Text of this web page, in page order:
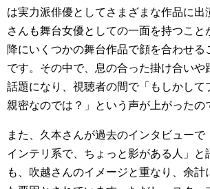
は実力派俳優としてさまざまな作品に出
さんも舞台女優としての一面を持つこと
降にいくつかの舞台作品で顔を合わせる
です。その中で、息の合った掛け合いや
話題になり、視聴者の間で「もしかして
親密なのでは？」という声が上がったの
また、久本さんが過去のインタビューで
インテリ系で、ちょっと影がある人」と
も、吹越さんのイメージと重なり、余計